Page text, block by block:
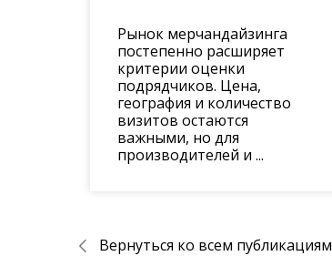
Рынок мерчандайзинга
постепенно расширяет
критерии оценки
подрядчиков. Цена,
география и количество
визитов остаются
важными, но для
производителей и ...
Вернуться ко всем публикациям